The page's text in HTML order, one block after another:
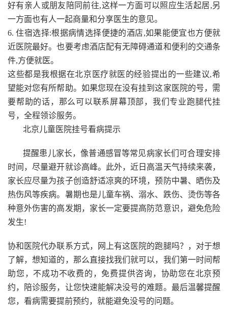
好有亲人或朋友陪同前往,这样一方面可以照应生活起居,另
一方面也有人一起商量和分享医生的意见。
6. 住宿选择:根据病情选择便捷的酒店,如果能便宜也方便就
近医院最好。也要考虑酒店配有无障碍通道和便利的交通条
件,方便就医。
这些都是我根据在北京医疗就医的经验提出的一些建议,希
望能对您有所帮助。如果您现在没有挂到这家医院的号，需
要帮助的话，那么可以联系屏幕顶部，我们专业跑腿代挂
号，全程领诊服务。
北京儿童医院挂号看病提示
提醒患儿家长，像普通感冒等常见病家长们可合理安排
时间，尽量避开就诊高峰。此外，近日高温天气持续来袭，
家长应尽量为孩子创造舒适凉爽的环境，预防中暑、晒伤及
热伤风等疾病。暑期也是儿童车祸、溺水、跌伤、烫伤等各
种意外伤害的高发期，家长一定要提高防范意识，避免危险
发生!
协和医院代办联系方式，网上有这医院的跑腿吗？，对于想
了解，想知道的，那么直接找我们就可以，我们第一时间帮
助您，不成功不收费的，免费提供咨询，协助您在北京预
约，陪诊服务，让您快速能解决没号的难题。最后温馨提醒
您，看病需要提前预约，就能避免没号的问题。